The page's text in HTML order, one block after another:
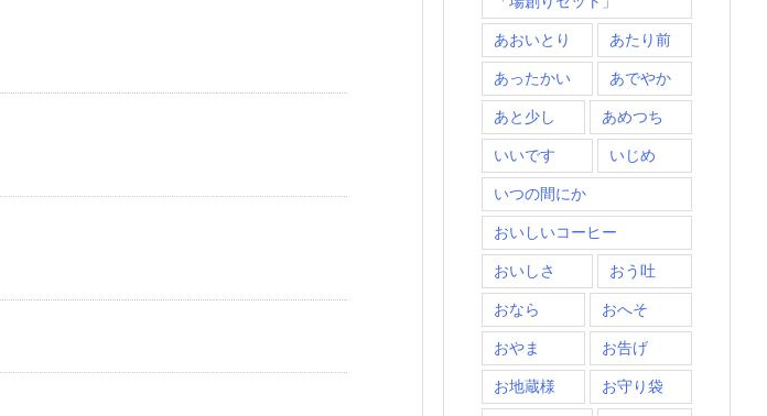
あおいとり あたり前
あったかい あでやか
あと少し あめつち
いいです いじめ
いつの間にか
おいしいコーヒー
おいしさ おう吐
おなら おへそ
おやま お告げ
お地蔵様 お守り袋